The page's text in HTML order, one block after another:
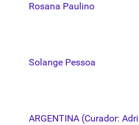
Rosana Paulino
Solange Pessoa
ARGENTINA (Curador: